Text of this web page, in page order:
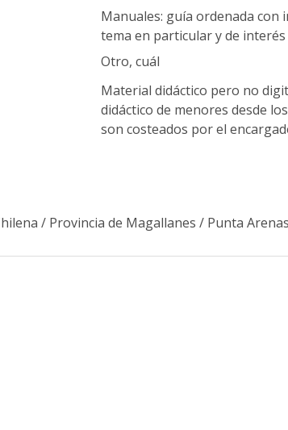
Manuales: guía ordenada con
tema en particular y de
Otro, cuál
Material didáctico pero no
didáctico de menores desde
son costeados por el
/ Provincia de Magallanes / Punta Arenas